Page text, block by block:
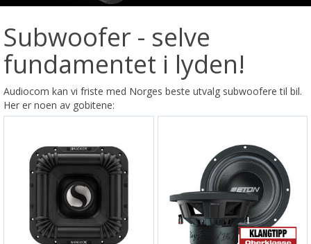
Subwoofer - selve
fundamentet i lyden!
Audiocom kan vi friste med Norges beste utvalg subwoofere til bil.
Her er noen av gobitene: